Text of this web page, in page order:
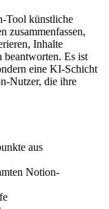
Tool künstliche
zusammenfassen,
Inhalte
beantworten. Es ist
eine KI-Schicht
Nutzer, die ihre
aus
Notion-